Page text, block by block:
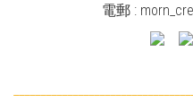
電郵 :